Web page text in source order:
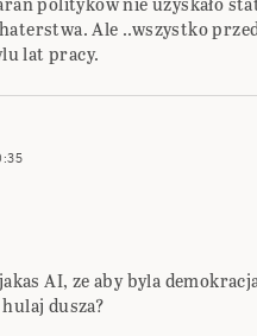
Ale ..wszystko
lat pracy.
AI, ze aby byla
dusza?